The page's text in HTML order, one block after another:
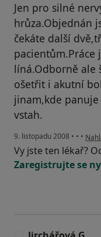
Jen pro silné
hrůza.Objednán
čekáte další
pacientům.Práce
líná.Odborně ale
ošetřit i akutní
jinam,kde
vstah.
9. listopadu 2008 • • •
Vy jste ten lékař?
Zaregistrujte se